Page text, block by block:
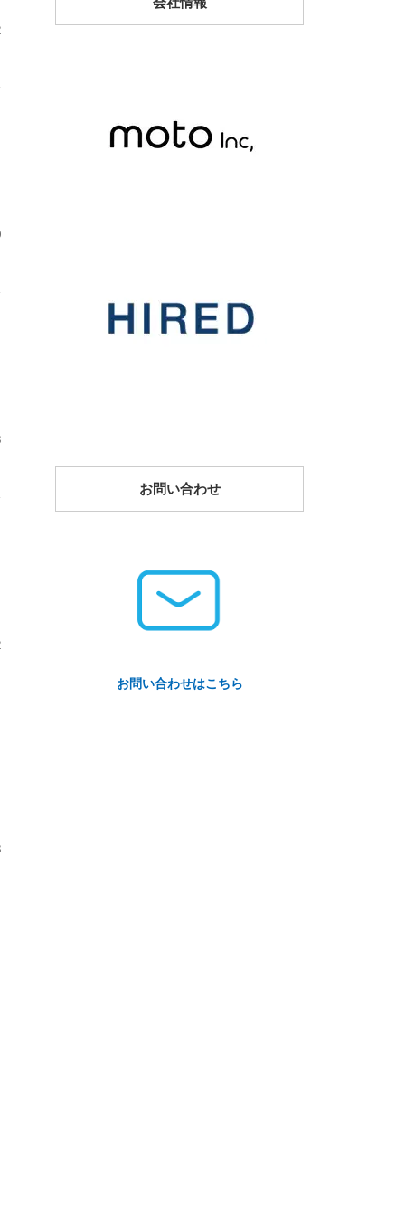
お問い合わせ
お問い合わせはこちら